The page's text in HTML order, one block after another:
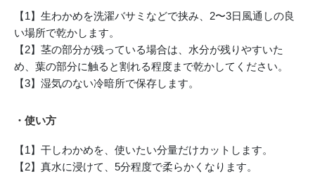
【1】生わかめを洗濯バサミなどで挟み、2〜3日風通しの良
い場所で乾かします。
【2】茎の部分が残っている場合は、水分が残りやすいた
め、葉の部分に触ると割れる程度まで乾かしてください。
【3】湿気のない冷暗所で保存します。
・使い方
【1】干しわかめを、使いたい分量だけカットします。
【2】真水に浸けて、5分程度で柔らかくなります。